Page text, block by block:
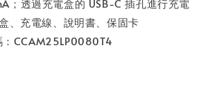
；透過充電盒的 USB-C 插孔進行充電
、充電線、說明書、保固卡
：CCAM25LP0080T4